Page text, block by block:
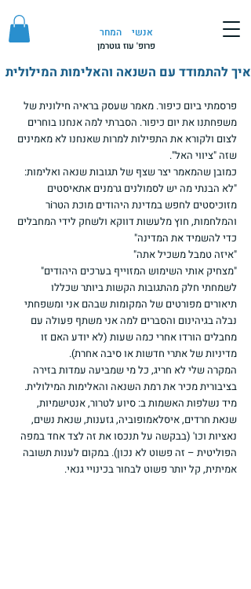
אנשי המחר
פרופ' עוז גוטרמן
איך להתמודד עם השנאה והאלימות המילולית
פרסמתי ביום כיפור. מאמר שעסק בראיה חילונית של
משפחתנו את יום כיפור. הסברתי למה אנחנו בוחרים
לצום ולקורא את התפילות למרות שאנחנו לא מאמינים
שזה "ציווי האל".
כמובן שהמאמר יצר שצף של תגובות שנאה ואלימות:
"לא הבנתי מה יש לסמולנים גרמנים אתאיסטים
מזוכיסטים לחפש במדינת היהודים מוכת הטרiר
והמלחמות, חוץ מלעשות דווקא ולשחק לידי המחבלים
כדי להשמיד את המדינה"
"איזה טמבל משכיל אתה"
"מצחיק אותי השימוש המזוייף בערכים היהודים"
לשמחתי חלק מהתגובות הקשות ביותר שכללו
תיאורים מפורטים של המקומות שבהם אני ומשפחתי
נבלה בגיהינום והסברים למה אני משתף פעולה עם
מחבלים הורדו אחרי כמה שעות (לא יודע האם זו
מדיניות של אתרי חדשות או סיבה אחרת).
המקרה שלי לא חריג, כל מי שמביעה עמדות בזירה
בציבורית מכיר את רמת השנאה והאלימות המילולית.
מיד נשלפות האשמות ב: סיוע לטרור, אנטישמיות,
שנאת חרדים, איסלאמופוביה, גזענות, שנאת נשים,
נאציות וכו' (בבקשה על תנכסו את זה לצד אחד במפה
הפוליטית – זה פשוט לא נכון). במקום לענות תשובה
אמיתית, קל יותר פשוט לבחור בכינויי גנאי.